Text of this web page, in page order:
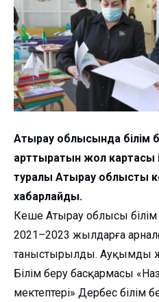
Атырау облысында білім
арттыратын жол картасы
туралы Атырау облыстық
хабарлайды.
Кеше Атырау облысы
2021–2023 жылдарға
таныстырылды. Ауқымды
Білім беру басқармасы
мектептері» Дербес